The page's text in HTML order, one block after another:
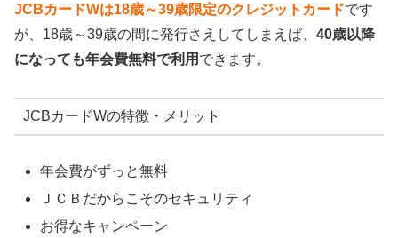
JCBカードWは18歳～39歳限定のクレジットカードです
が、18歳～39歳の間に発行さえしてしまえば、 40歳以降
になっても年会費無料で利用 できます。
JCBカードWの特徴・メリット
年会費がずっと無料
ＪＣＢだからこそのセキュリティ
お得なキャンペーン